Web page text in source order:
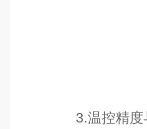
3.温控精度